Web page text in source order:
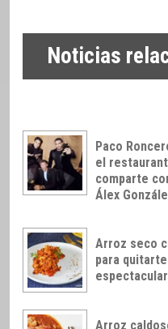
Noticias
Paco
el
comparte
Álex
Arroz seco
para
espectacular
Arroz